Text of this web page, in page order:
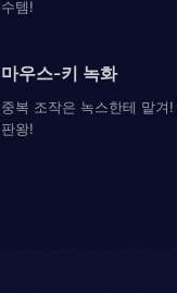
수템!
마우스-키 녹화
중복 조작은 녹스한테 맡겨
판왕!